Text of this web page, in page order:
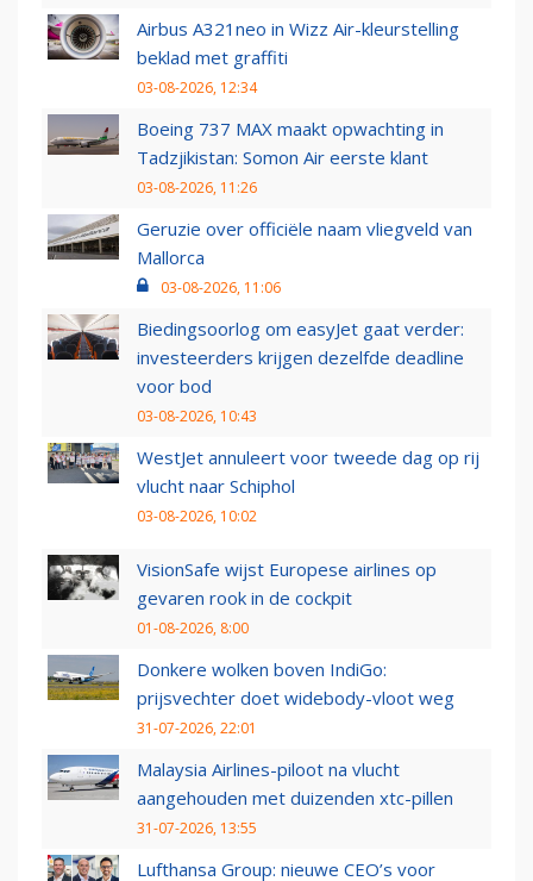
Airbus A321neo in Wizz Air-kleurstelling
beklad met graffiti
03-08-2026, 12:34
Boeing 737 MAX maakt opwachting in
Tadzjikistan: Somon Air eerste klant
03-08-2026, 11:26
Geruzie over officiële naam vliegveld van
Mallorca
03-08-2026, 11:06
Biedingsoorlog om easyJet gaat verder:
investeerders krijgen dezelfde deadline
voor bod
03-08-2026, 10:43
WestJet annuleert voor tweede dag op rij
vlucht naar Schiphol
03-08-2026, 10:02
VisionSafe wijst Europese airlines op
gevaren rook in de cockpit
01-08-2026, 8:00
Donkere wolken boven IndiGo:
prijsvechter doet widebody-vloot weg
31-07-2026, 22:01
Malaysia Airlines-piloot na vlucht
aangehouden met duizenden xtc-pillen
31-07-2026, 13:55
Lufthansa Group: nieuwe CEO’s voor